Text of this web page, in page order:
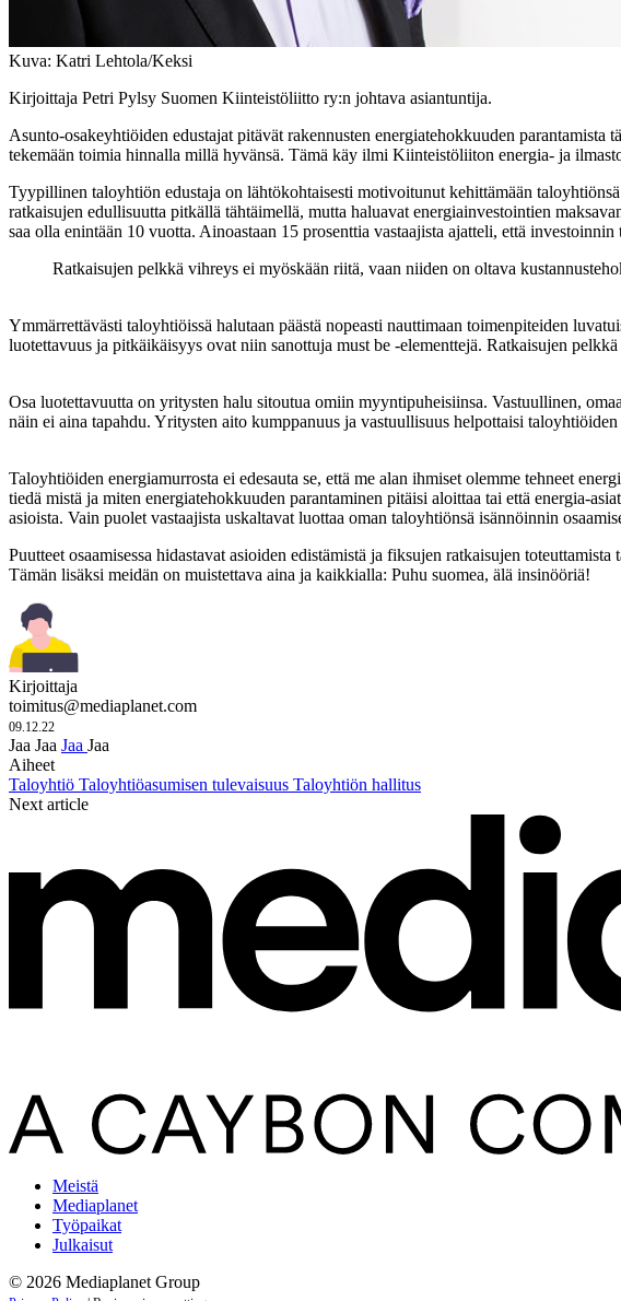
Kuva: Katri Lehtola/Keksi
Kirjoittaja Petri Pylsy Suomen Kiinteistöliitto ry:n johtava asiantuntija.
Asunto-osakeyhtiöiden edustajat pitävät rakennusten energiatehokkuuden
tekemään toimia hinnalla millä hyvänsä. Tämä käy ilmi Kiinteistöliiton energia- ja
Tyypillinen taloyhtiön edustaja on lähtökohtaisesti motivoitunut kehittämään
ratkaisujen edullisuutta pitkällä tähtäimellä, mutta haluavat energiainvestointien
saa olla enintään 10 vuotta. Ainoastaan 15 prosenttia vastaajista ajatteli, että
Ratkaisujen pelkkä vihreys ei myöskään riitä, vaan niiden on oltava
Ymmärrettävästi taloyhtiöissä halutaan päästä nopeasti nauttimaan toimenpiteiden
luotettavuus ja pitkäikäisyys ovat niin sanottuja must be -elementtejä. Ratkaisujen
Osa luotettavuutta on yritysten halu sitoutua omiin myyntipuheisiinsa. Vastuullinen,
näin ei aina tapahdu. Yritysten aito kumppanuus ja vastuullisuus helpottaisi
Taloyhtiöiden energiamurrosta ei edesauta se, että me alan ihmiset olemme tehneet
tiedä mistä ja miten energiatehokkuuden parantaminen pitäisi aloittaa tai että energia-
asioista. Vain puolet vastaajista uskaltavat luottaa oman taloyhtiönsä isännöinnin
Puutteet osaamisessa hidastavat asioiden edistämistä ja fiksujen ratkaisujen
Tämän lisäksi meidän on muistettava aina ja kaikkialla: Puhu suomea, älä insinööriä!
Kirjoittaja
toimitus@mediaplanet.com
09.12.22
Jaa Jaa Jaa Jaa
Aiheet
Taloyhtiö Taloyhtiöasumisen tulevaisuus Taloyhtiön hallitus
Next article
Meistä
Mediaplanet
Työpaikat
Julkaisut
© 2026 Mediaplanet Group